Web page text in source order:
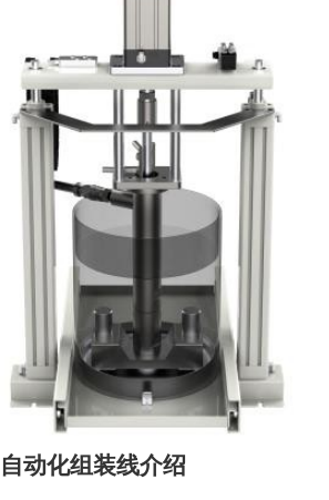
自动化组装线介绍